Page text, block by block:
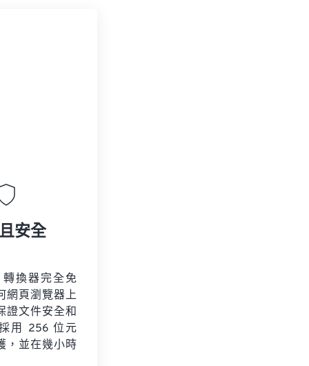
安全
轉換器完全免
網頁瀏覽器上
證文件安全和
用 256 位元
，並在幾小時